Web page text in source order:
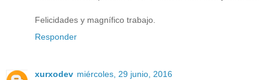
Felicidades y magnífico trabajo.
Responder
xurxodev miércoles, 29 junio, 2016